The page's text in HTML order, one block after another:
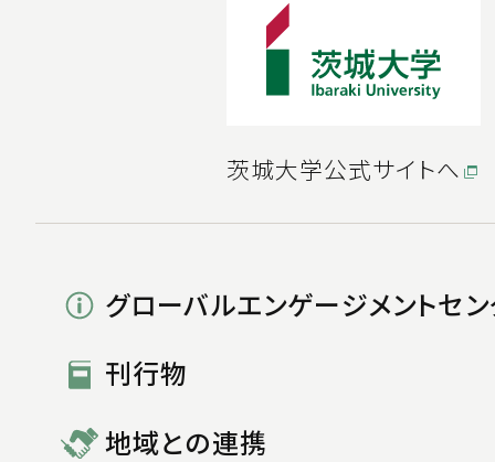
茨城大学公式サイトへ
グローバルエンゲージメントセ
刊行物
地域との連携